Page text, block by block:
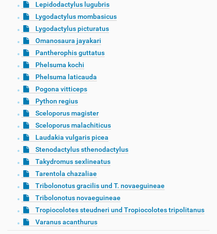
Lepidodactylus lugubris
Lygodactylus mombasicus
Lygodactylus picturatus
Omanosaura jayakari
Pantherophis guttatus
Phelsuma kochi
Phelsuma laticauda
Pogona vitticeps
Python regius
Sceloporus magister
Sceloporus malachiticus
Laudakia vulgaris picea
Stenodactylus sthenodactylus
Takydromus sexlineatus
Tarentola chazaliae
Tribolonotus gracilis und T. novaeguineae
Tribolonotus novaeguineae
Tropiocolotes steudneri und Tropiocolotes tripolitanus
Varanus acanthurus